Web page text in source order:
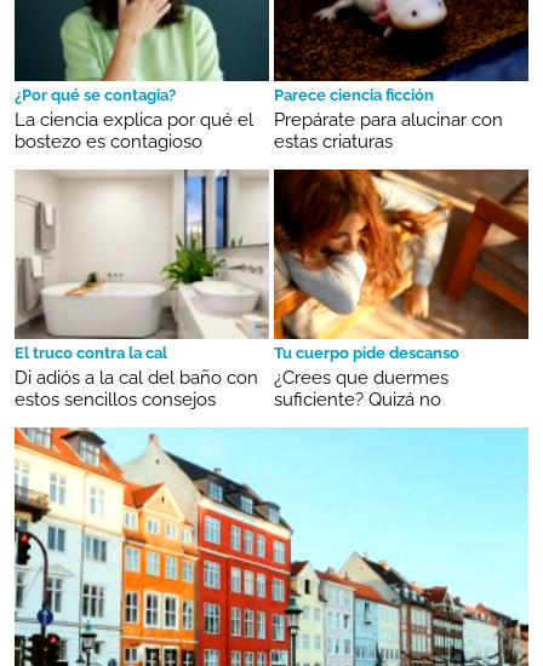
¿Por qué se contagia?
La ciencia explica por qué el
bostezo es contagioso
Parece ciencia ficción
Prepárate para alucinar con
estas criaturas
El truco contra la cal
Di adiós a la cal del baño con
estos sencillos consejos
Tu cuerpo pide descanso
¿Crees que duermes
suficiente? Quizá no